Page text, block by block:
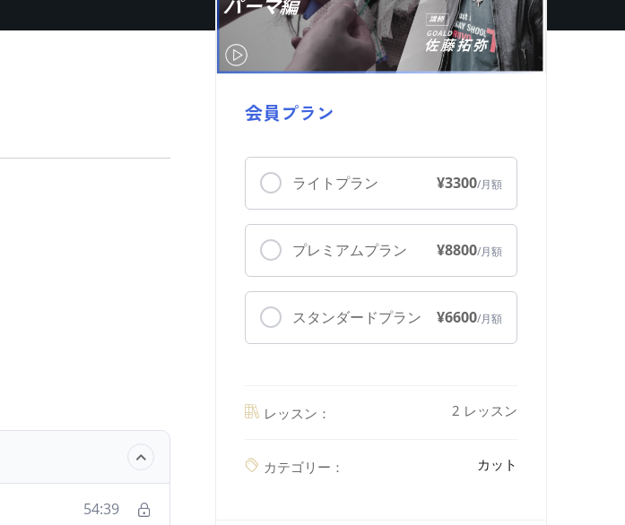
54:39
会員プラン
ライトプラン ¥3300
プレミアムプラン ¥8800
スタンダードプラン ¥6600
レッスン： 2 レッスン
カテゴリー： カット